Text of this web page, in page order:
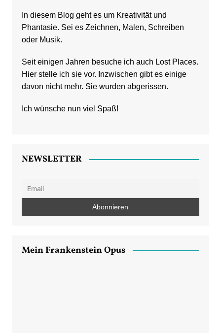
In diesem Blog geht es um Kreativität und
Phantasie. Sei es Zeichnen, Malen, Schreiben
oder Musik.
Seit einigen Jahren besuche ich auch Lost Places.
Hier stelle ich sie vor. Inzwischen gibt es einige
davon nicht mehr. Sie wurden abgerissen.
Ich wünsche nun viel Spaß!
NEWSLETTER
Mein Frankenstein Opus